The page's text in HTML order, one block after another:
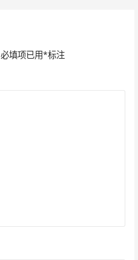
必填项已用*标注